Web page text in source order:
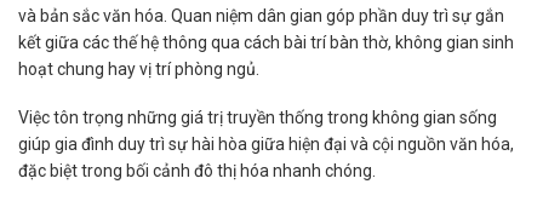
và bản sắc văn hóa. Quan niệm dân gian góp phần duy trì sự gắn
kết giữa các thế hệ thông qua cách bài trí bàn thờ, không gian sinh
hoạt chung hay vị trí phòng ngủ.
Việc tôn trọng những giá trị truyền thống trong không gian sống
giúp gia đình duy trì sự hài hòa giữa hiện đại và cội nguồn văn hóa,
đặc biệt trong bối cảnh đô thị hóa nhanh chóng.